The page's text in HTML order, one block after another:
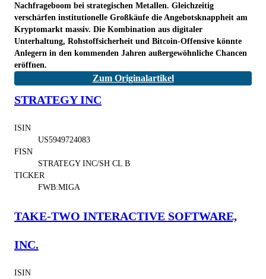
Nachfrageboom bei strategischen Metallen. Gleichzeitig
verschärfen institutionelle Großkäufe die Angebotsknappheit am
Kryptomarkt massiv. Die Kombination aus digitaler
Unterhaltung, Rohstoffsicherheit und Bitcoin-Offensive könnte
Anlegern in den kommenden Jahren außergewöhnliche Chancen
eröffnen.
Zum Originalartikel
STRATEGY INC
ISIN
US5949724083
FISN
STRATEGY INC/SH CL B
TICKER
FWB:MIGA
TAKE-TWO INTERACTIVE SOFTWARE,
INC.
ISIN